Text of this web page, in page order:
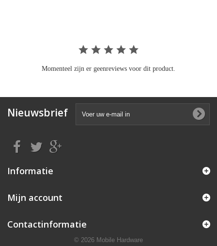
Momenteel zijn er geenreviews voor dit product.
Nieuwsbrief
Informatie
Mijn account
Contactinformatie
© 2026 Mobile Hardware